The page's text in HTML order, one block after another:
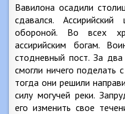
Вавилона осадили
сдавался.
обороной. Во всех
ассирийским богам.
стодневный пост. За
смогли ничего поделать
тогда они решили
силу могучей реки.
его изменить свое